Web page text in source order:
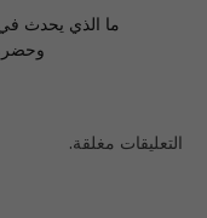
ما الذي يحدث
التعليقات مغلقة.